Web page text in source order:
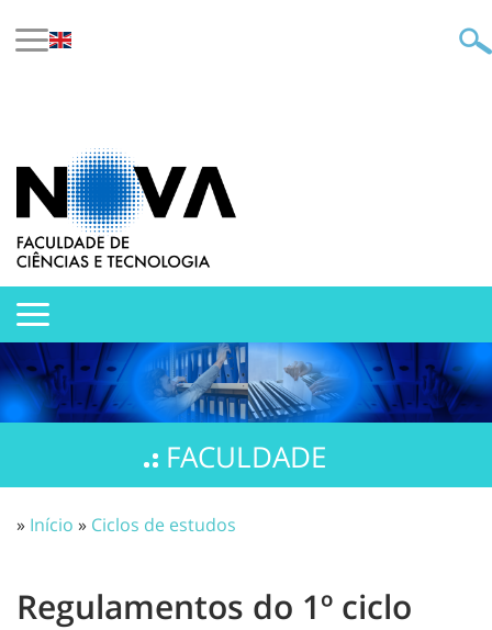
FACULDADE
» Início » Ciclos de estudos
Regulamentos do 1º ciclo